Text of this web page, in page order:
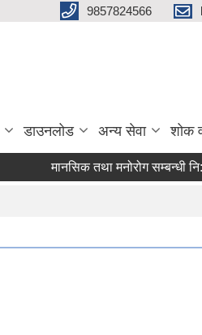
9857824566
डाउनलोड अन्य सेवा शोक
मानसिक तथा मनोरोग सम्बन्धी